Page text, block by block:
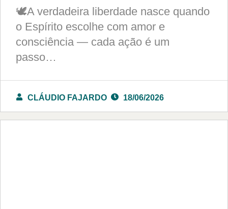
🕊️A verdadeira liberdade nasce quando
o Espírito escolhe com amor e
consciência — cada ação é um
passo…
CLÁUDIO FAJARDO 18/06/2026